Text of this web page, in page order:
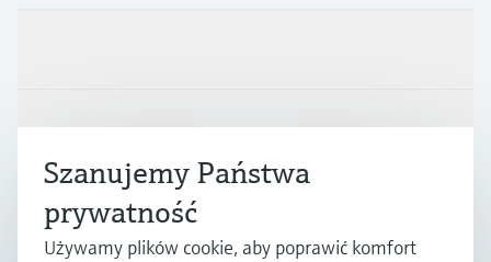
Przemysł
Wsparcie
Szanujemy Państwa
prywatność
Używamy plików cookie, aby poprawić komfort